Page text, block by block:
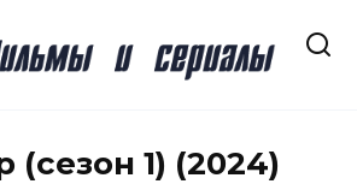
(сезон 1) (2024)